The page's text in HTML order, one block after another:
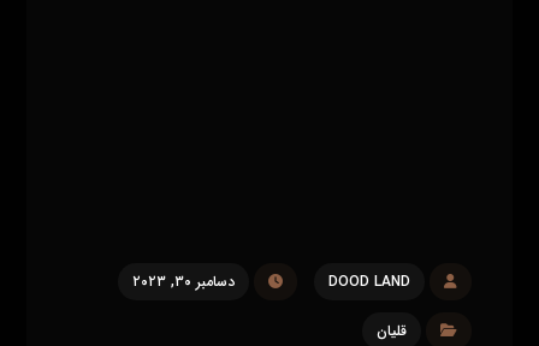
DOOD LAND دسامبر ۳۰, ۲۰۲۳
قلیان